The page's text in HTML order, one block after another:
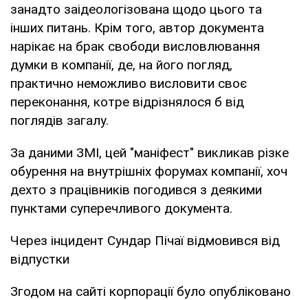
занадто заідеологізована щодо цього та
інших питань. Крім того, автор документа
нарікає на брак свободи висловлювання
думки в компанії, де, на його погляд,
практично неможливо висловити своє
переконання, котре відрізнялося б від
поглядів загалу.
За даними ЗМІ, цей "маніфест" викликав різке
обурення на внутрішніх форумах компанії, хоч
дехто з працівників погодився з деякими
пунктами суперечливого документа.
Через інцидент Сундар Пічаї відмовився від
відпустки
Згодом на сайті корпорації було опубліковано